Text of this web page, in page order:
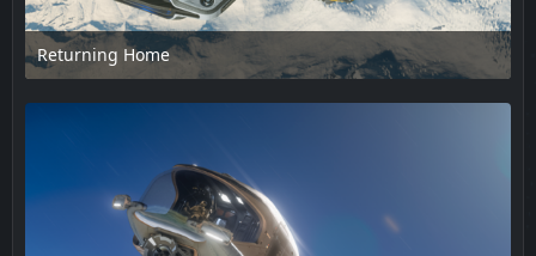
Returning Home
17. Februar 2025 um 13:48